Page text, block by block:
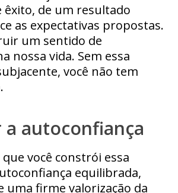
êxito, de um resultado
as expectativas propostas.
um sentido de
nossa vida. Sem essa
você não tem
autoconfiança
você constrói essa
equilibrada,
uma firme valorização da